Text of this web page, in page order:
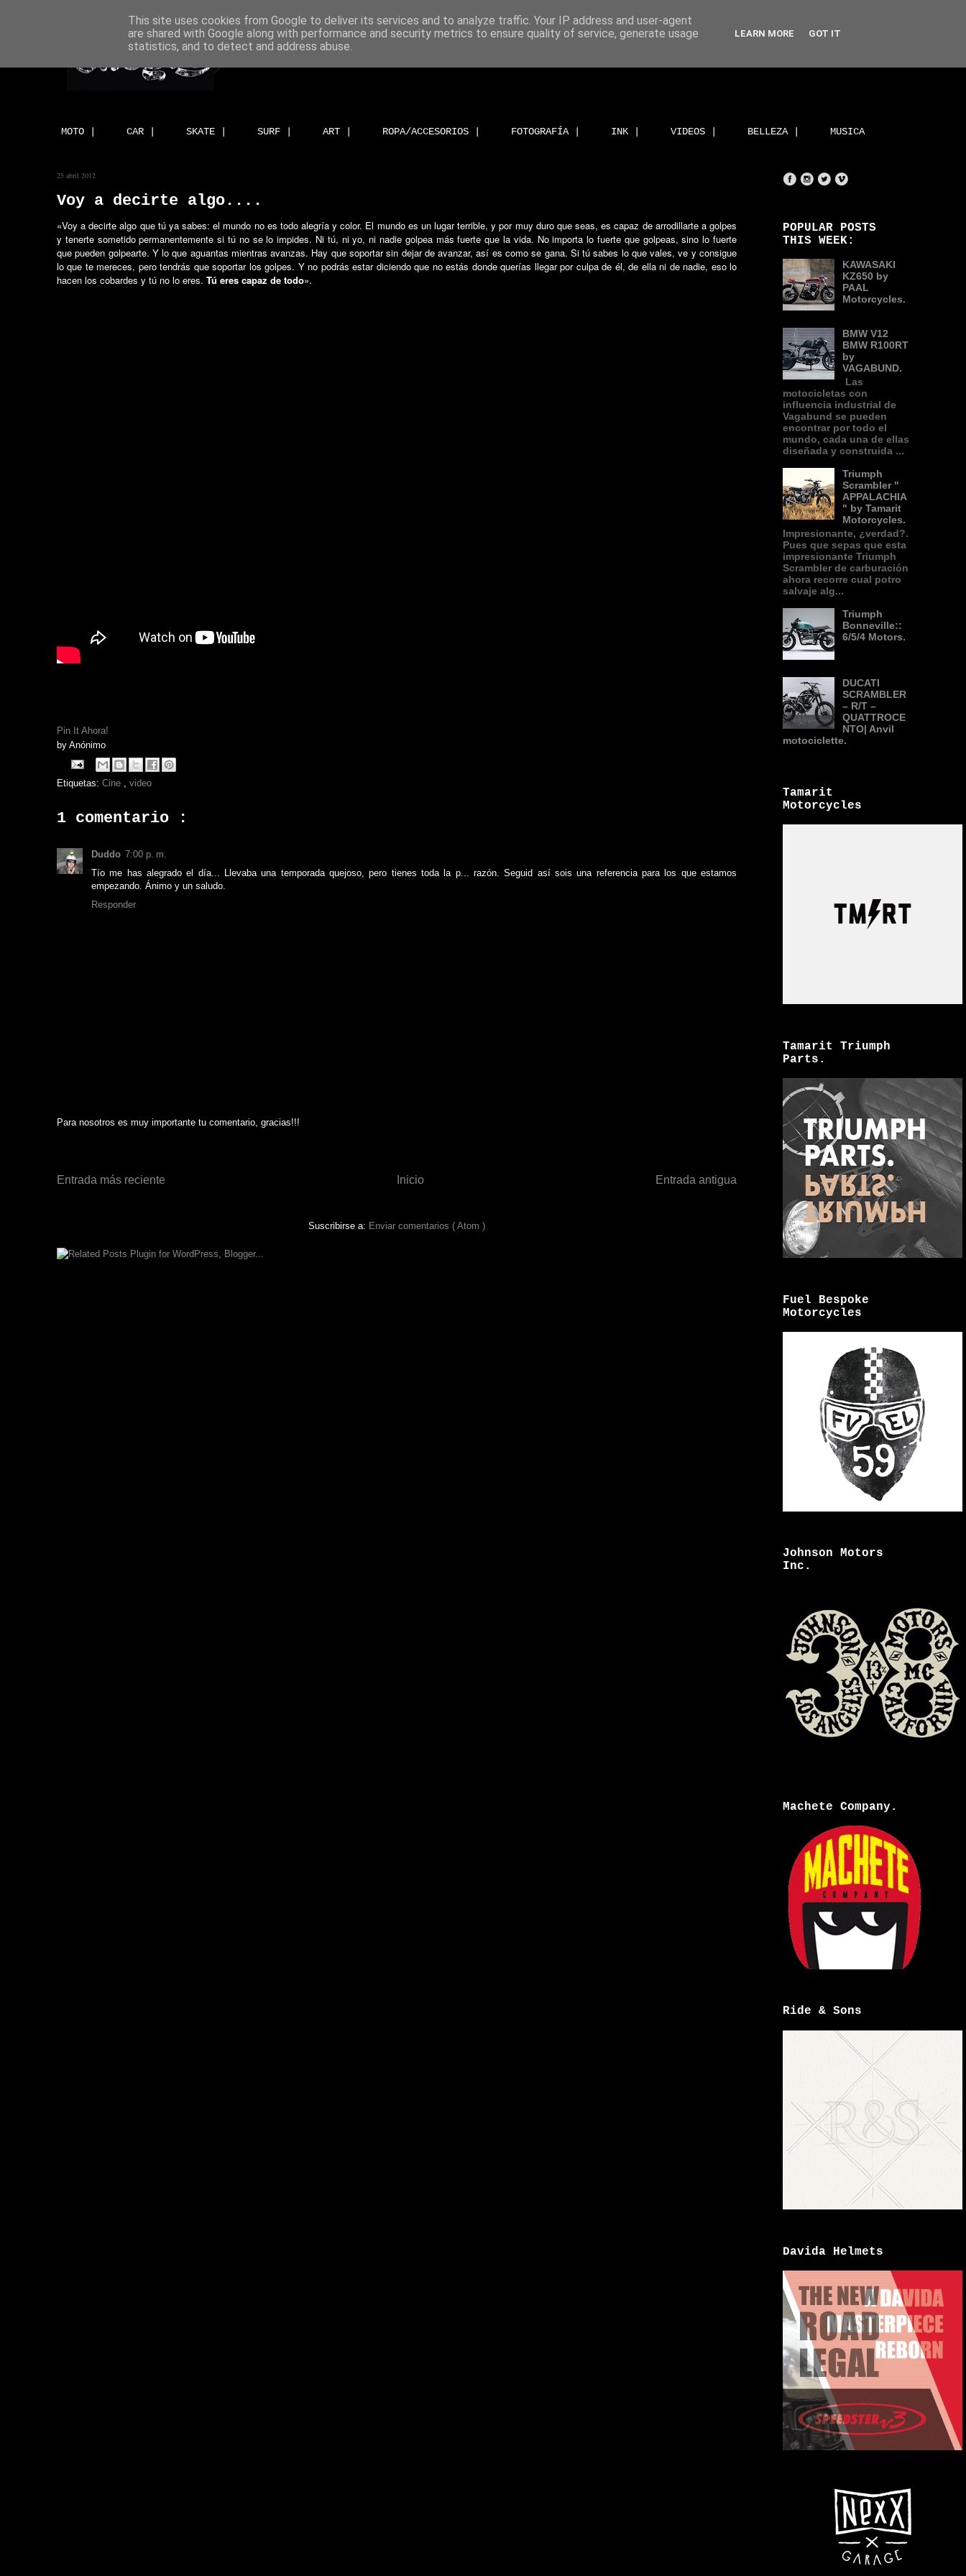
MOTO | CAR | SKATE | SURF | ART | ROPA/ACCESORIOS | FOTOGRAFÍA | INK | VIDEOS | BELLEZA | MUSICA
25 abril 2012
Voy a decirte algo....
«Voy a decirte algo que tú ya sabes: el mundo no es todo alegría y color. El mundo es un lugar terrible, y por muy duro que seas, es capaz de arrodillarte a golpes
y tenerte sometido permanentemente si tú no se lo impides. Ni tú, ni yo, ni nadie golpea más fuerte que la vida. No importa lo fuerte que golpeas, sino lo fuerte
que pueden golpearte. Y lo que aguantas mientras avanzas. Hay que soportar sin dejar de avanzar, así es como se gana. Si tú sabes lo que vales, ve y consigue
lo que te mereces, pero tendrás que soportar los golpes. Y no podrás estar diciendo que no estás donde querías llegar por culpa de él, de ella ni de nadie, eso lo
hacen los cobardes y tú no lo eres. Tú eres capaz de todo».
Pin It Ahora!
by Anónimo
Etiquetas: Cine video
1 comentario :
Duddo 7:00 p. m.
Tío me has alegrado el día... Llevaba una temporada quejoso, pero tienes toda la p... razón. Seguid así sois una referencia para los que estamos
empezando. Ánimo y un saludo.
Responder
Para nosotros es muy importante tu comentario, gracias!!!
Entrada más reciente Entrada antigua
Inicio
Suscribirse a: Enviar comentarios ( Atom )
POPULAR POSTS
THIS WEEK:
KAWASAKI
KZ650 by
PAAL
Motorcycles.
BMW V12
BMW R100RT
by
VAGABUND.
Las
motocicletas con
influencia industrial de
Vagabund se pueden
encontrar por todo el
mundo, cada una de ellas
diseñada y construida ...
Triumph
Scrambler "
APPALACHIA
" by Tamarit
Motorcycles.
Impresionante, ¿verdad?.
Pues que sepas que esta
impresionante Triumph
Scrambler de carburación
ahora recorre cual potro
salvaje alg...
Triumph
Bonneville::
6/5/4 Motors.
DUCATI
SCRAMBLER
– R/T –
QUATTROCE
NTO| Anvil
motociclette.
Tamarit
Motorcycles
Tamarit Triumph
Parts.
Fuel Bespoke
Motorcycles
Johnson Motors
Inc.
Machete Company.
Ride & Sons
Davida Helmets
This site uses cookies from Google to deliver its services and to analyze traffic. Your IP address and user-agent
are shared with Google along with performance and security metrics to ensure quality of service, generate usage
statistics, and to detect and address abuse.
LEARN MORE GOT IT